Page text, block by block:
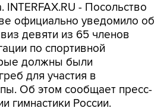
INTERFAX.RU - Посольство
официально уведомило об
девяти из 65 членов
по спортивной
должны были
для участия в
Об этом сообщает пресс-
гимнастики России.